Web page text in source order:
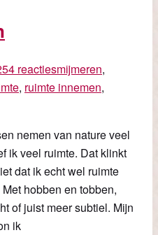
4 reactiesmijmeren,
, ruimte innemen,
nemen van nature veel
ik veel ruimte. Dat klinkt
dat ik echt wel ruimte
hobben en tobben,
of juist meer subtiel. Mijn
ik